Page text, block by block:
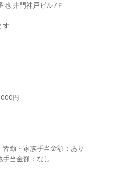
地 井門神戸ビル7Ｆ
す
円
勤・家族手当金額：あり
手当金額：なし